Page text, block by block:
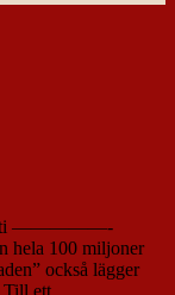
—————-
hela 100 miljoner
också lägger